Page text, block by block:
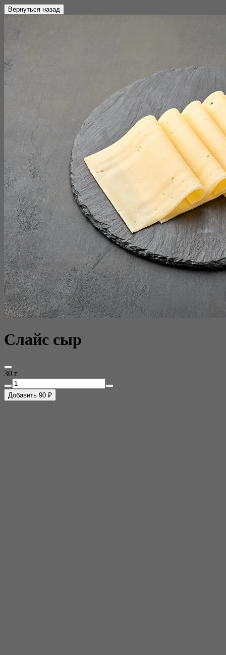
Вернуться назад
Слайс сыр
30 г
Добавить 90 ₽